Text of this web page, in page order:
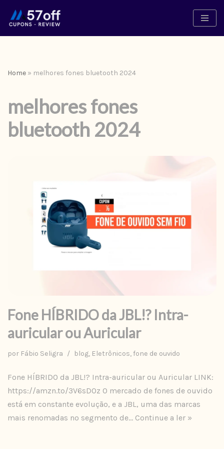
Pular
conteúdo
Home » melhores fones bluetooth 2024
melhores fones
bluetooth 2024
Fone HÍBRIDO da JBL!? Intra-
auricular ou Auricular
por Fábio Seligra blog, Eletrônicos,fone de ouvido
Fone HÍBRIDO da JBL!? Intra-auricular ou Auricular LINK:
https://amzn.to/3V6sDOz O mercado de fones de ouvido
está em constante evolução, e a JBL, uma das marcas
mais renomadas no segmento de… Continue a ler »